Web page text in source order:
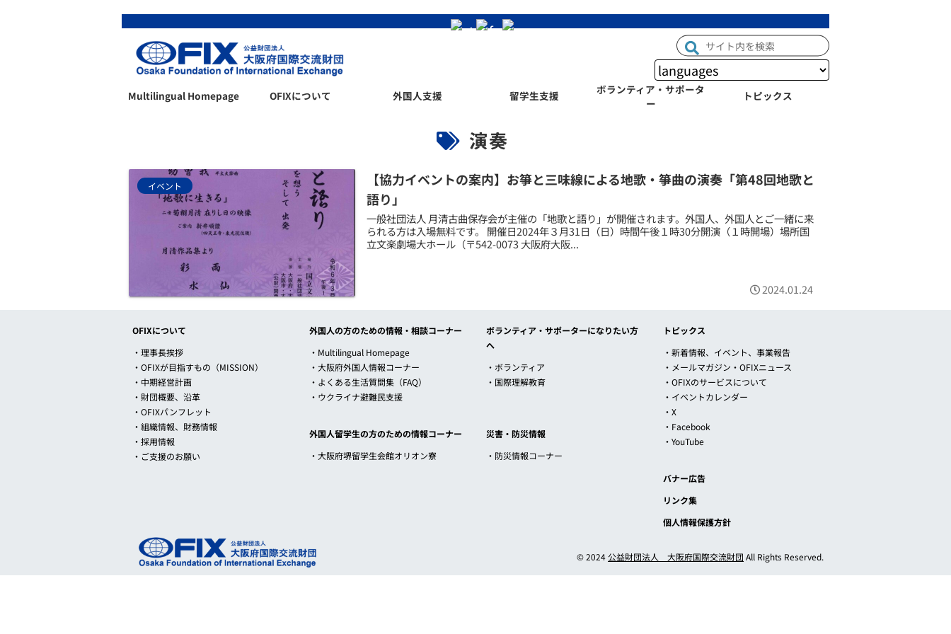
Multilingual Homepage OFIXについて 外国人支援 留学生支援
ボランティア・サポータ
ー
トピックス
演奏
イベント
【協力イベントの案内】お箏と三味線による地歌・箏曲の演奏「第48回地歌と
語り」
一般社団法人 月清古曲保存会が主催の「地歌と語り」が開催されます。外国人、外国人とご一緒に来
られる方は入場無料です。 開催日2024年３月31日（日）時間午後１時30分開演（１時開場）場所国
立文楽劇場大ホール（〒542-0073 大阪府大阪...
2024.01.24
OFIXについて
・理事長挨拶
・OFIXが目指すもの（MISSION）
・中期経営計画
・財団概要、沿革
・OFIXパンフレット
・組織情報、財務情報
・採用情報
・ご支援のお願い
外国人の方のための情報・相談コーナー
・Multilingual Homepage
・大阪府外国人情報コーナー
・よくある生活質問集（FAQ）
・ウクライナ避難民支援
外国人留学生の方のための情報コーナー
・大阪府堺留学生会館オリオン寮
ボランティア・サポーターになりたい方
へ
・ボランティア
・国際理解教育
災害・防災情報
・防災情報コーナー
トピックス
・新着情報、イベント、事業報告
・メールマガジン・OFIXニュース
・OFIXのサービスについて
・イベントカレンダー
・X
・Facebook
・YouTube
バナー広告
リンク集
個人情報保護方針
© 2024公益財団法人 大阪府国際交流財団 All Rights Reserved.